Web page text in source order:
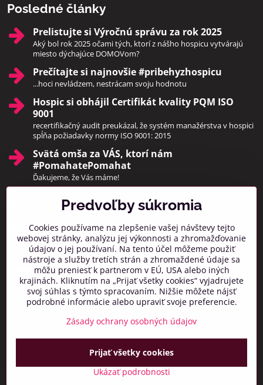
Posledné články
Prelistujte si Výročnú správu za rok 2025
Aký bol rok 2025 očami tých, ktorí z nášho hospicu vytvárajú
miesto dýchajúce DOMOVom?
Prečítajte si najnovšie #pribehyzhospicu
...hoci nevládzem, nestrácam svoju hodnotu
Hospic si obhájil Certifikát kvality PQM ISO
9001
recertifikačný audit preukázal, že systém manažérstva v hospici
spĺňa požiadavky normy ISO 9001: 2015
Svätá omša za VÁS, ktorí nám
#PomahatePomahat
Ďakujeme, že Vás máme!
Pridajte sa k nám
Facebook Instagram
Prihlásiť na odber noviniek
©2026Copyright
Predvoľby súkromiaZásady ochrany osobných údajov
Vytvorené pomocou:BiznisWeb.sk
Predvoľby súkromia
Cookies používame na zlepšenie vašej návštevy tejto
webovej stránky, analýzu jej výkonnosti a zhromažďovanie
údajov o jej používaní. Na tento účel môžeme použiť
nástroje a služby tretích strán a zhromaždené údaje sa
môžu preniesť k partnerom v EÚ, USA alebo iných
krajinách. Kliknutím na „Prijať všetky cookies“ vyjadrujete
svoj súhlas s týmto spracovaním. Nižšie môžete nájsť
podrobné informácie alebo upraviť svoje preferencie.
Zásady ochrany osobných údajov
Ukázať podrobnosti
Prijať všetky cookies